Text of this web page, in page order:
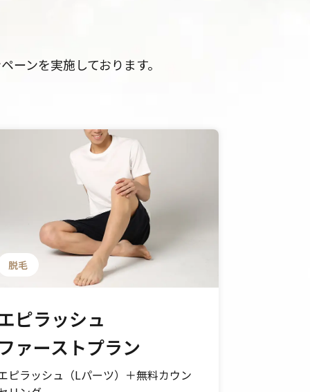
ンを実施しております。
脱毛
ピラッシュ
ファーストプラン
ピラッシュ（Lパーツ）＋無料カウン